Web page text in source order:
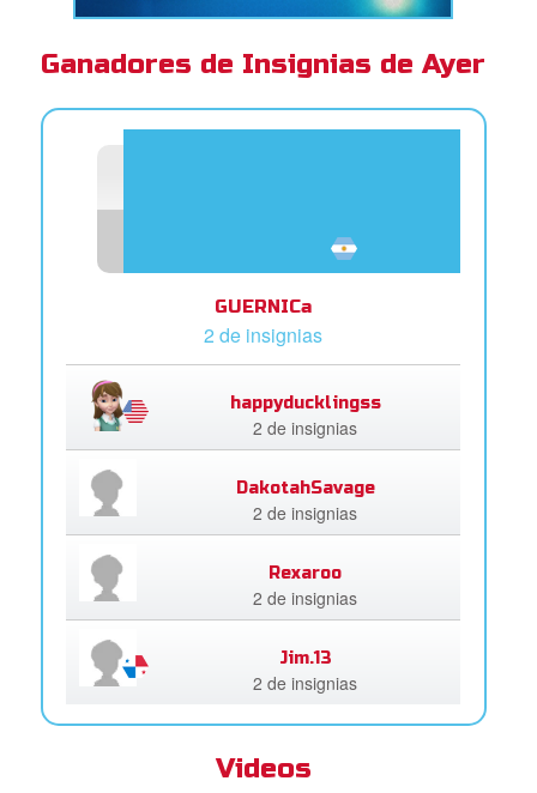
Ganadores de Insignias de Ayer
GUERNICa
2 de insignias
happyducklingss
2 de insignias
DakotahSavage
2 de insignias
Rexaroo
2 de insignias
Jim.13
2 de insignias
Videos